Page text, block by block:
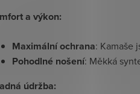
a výkon:
Maximální ochrana: Kamaše
Pohodlné nošení: Měkká
údržba: